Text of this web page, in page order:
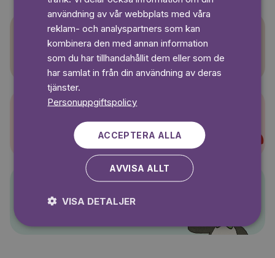
Sagasagor
Super-Charlie
Pelle Svanslös
användning av vår webbplats med våra
reklam- och analyspartners som kan
kombinera den med annan information
som du har tillhandahållit dem eller som de
har samlat in från din användning av deras
tjänster.
Personuppgiftspolicy
ACCEPTERA ALLA
AVVISA ALLT
VISA DETALJER